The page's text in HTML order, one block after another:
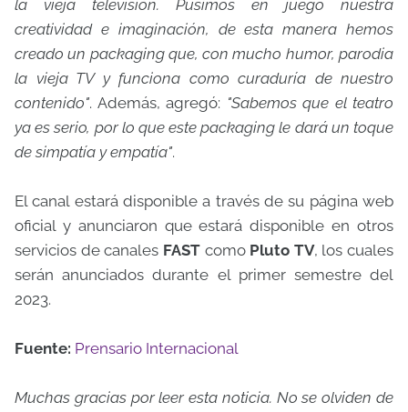
la vieja televisión. Pusimos en juego nuestra
creatividad e imaginación, de esta manera hemos
creado un packaging que, con mucho humor, parodia
la vieja TV y funciona como curaduría de nuestro
contenido". Además, agregó: "Sabemos que el teatro
ya es serio, por lo que este packaging le dará un toque
de simpatía y empatía".
El canal estará disponible a través de su página web
oficial y anunciaron que estará disponible en otros
servicios de canales FASTcomo Pluto TV, los cuales
serán anunciados durante el primer semestre del
2023.
Fuente: Prensario Internacional
Muchas gracias por leer esta noticia. No se olviden de